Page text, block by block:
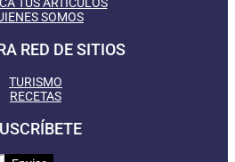
SOMOS
RED DE SITIOS
TURISMO
RECETAS